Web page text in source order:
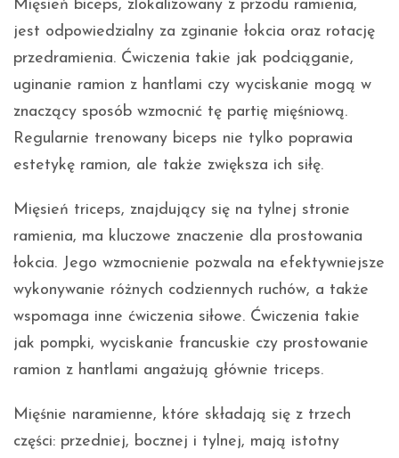
Mięsień biceps, zlokalizowany z przodu ramienia,
jest odpowiedzialny za zginanie łokcia oraz rotację
przedramienia. Ćwiczenia takie jak podciąganie,
uginanie ramion z hantlami czy wyciskanie mogą w
znaczący sposób wzmocnić tę partię mięśniową.
Regularnie trenowany biceps nie tylko poprawia
estetykę ramion, ale także zwiększa ich siłę.
Mięsień triceps, znajdujący się na tylnej stronie
ramienia, ma kluczowe znaczenie dla prostowania
łokcia. Jego wzmocnienie pozwala na efektywniejsze
wykonywanie różnych codziennych ruchów, a także
wspomaga inne ćwiczenia siłowe. Ćwiczenia takie
jak pompki, wyciskanie francuskie czy prostowanie
ramion z hantlami angażują głównie triceps.
Mięśnie naramienne, które składają się z trzech
części: przedniej, bocznej i tylnej, mają istotny